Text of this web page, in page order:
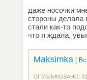
даже носочки
стороны делала
стали как-то
что я ждала,
Maksimka
ОПУБЛИКОВАНО: 31